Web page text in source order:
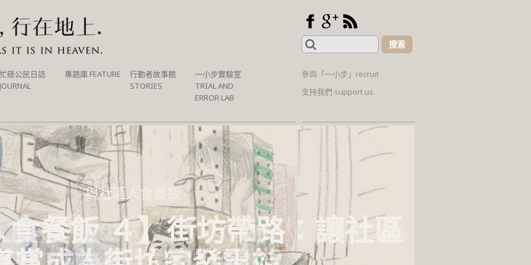
Search
for:
忙碌公民日誌
JOURNAL
專題庫 FEATURE
行動者故事館
STORIES
一小步實驗室
TRIAL AND
ERROR LAB
參與「一小步」recruit
支持我們 support us
與社區人食餐飯
餐飯 ４】街坊帶路：讓社區
與社區人食餐飯
餐飯２】Go Cup走杯：真係